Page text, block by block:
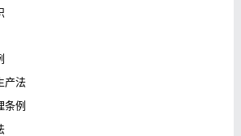
产法
条例